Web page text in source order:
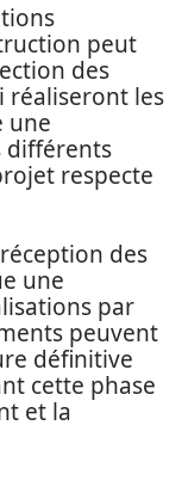
peut
des
réaliseront les
une
différents
respecte
des
une
par
peuvent
définitive
cette phase
et la